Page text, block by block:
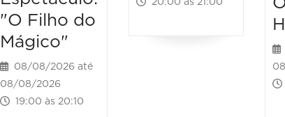
"O Filho do
Mágico"
08/08/2026 até
08/08/2026
19:00 às 20:10
20:00 às 21:00